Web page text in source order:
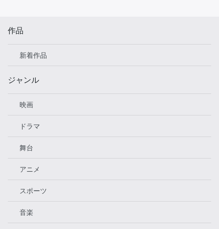
作品
新着作品
ジャンル
映画
ドラマ
舞台
アニメ
スポーツ
音楽